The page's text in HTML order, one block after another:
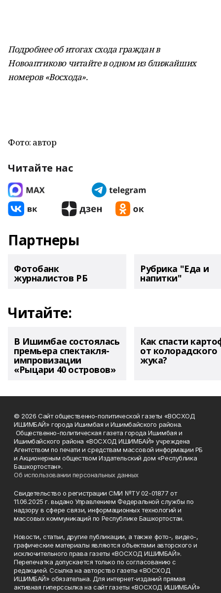
Подробнее об итогах схода граждан в
Новоаптиково читайте в одном из ближайших
номеров «Восхода».
Фото: автор
Читайте нас
Партнеры
Фотобанк
журналистов РБ
Рубрика "Еда и
напитки"
Читайте:
В Ишимбае состоялась
премьера спектакля-
импровизации
«Рыцари 40 островов»
Как спасти
от колорадского
жука?
© 2026 Сайт общественно-политической газеты «ВОСХОД
ИШИМБАЙ» города Ишимбая и Ишимбайского района.
Общественно-политическая газета города Ишимбая и
Ишимбайского района «ВОСХОД ИШИМБАЙ» учреждена
Агентством по печати и средствам массовой информации РБ
и Акционерным обществом Издательский дом «Республика
Башкортостан».
Об использовании персональных данных
Свидетельство о регистрации СМИ №ТУ 02-01877 от
11.06.2025 г. выдано Управлением Федеральной службы по
надзору в сфере связи, информационных технологий и
массовых коммуникаций по Республике Башкортостан.
Новости, статьи, другие публикации, а также фото-, видео-,
графические материалы являются объектами авторского и
исключительного права газеты «ВОСХОД ИШИМБАЙ».
Перепечатка допускается только по согласованию с
редакцией. Ссылка на авторство газеты «ВОСХОД
ИШИМБАЙ» обязательна. Для интернет-изданий прямая
активная гиперссылка на сайт газеты «ВОСХОД ИШИМБАЙ»